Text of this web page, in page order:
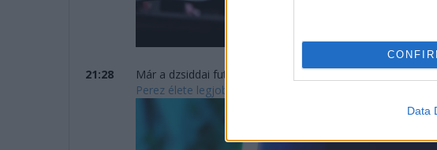
Data
21:28 Már a dzsiddai futam előtt tisztázták a Red Bullnál, hogy
Perez élete legjobbját futotta csapatfőnöke szerint.